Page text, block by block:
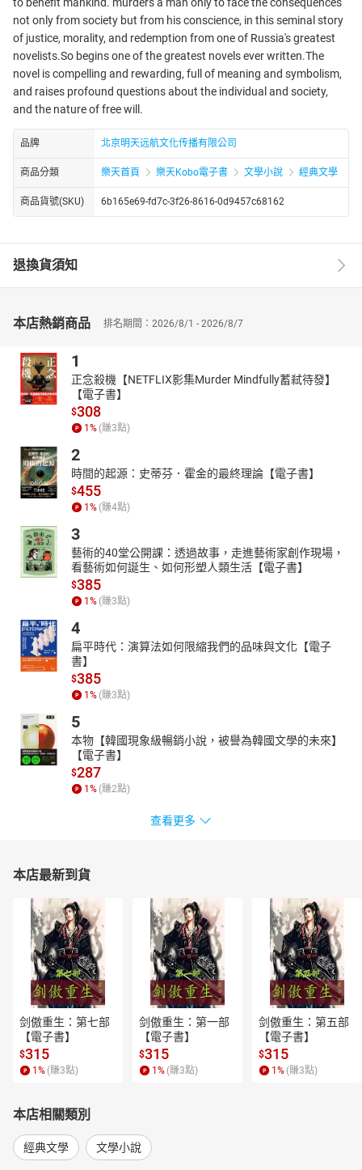
not only from society but from his conscience, in this seminal story
of justice, morality, and redemption from one of Russia's greatest
novelists.So begins one of the greatest novels ever written.The
novel is compelling and rewarding, full of meaning and symbolism,
and raises profound questions about the individual and society,
and the nature of free will.
品牌 北京明天远航文化传播有限公司
商品分類 樂天首頁 樂天Kobo電子書 文學小說 經典文學
商品貨號(SKU) 6b165e69-fd7c-3f26-8616-0d9457c68162
退換貨須知
本店熱銷商品 排名期間：2026/8/1 - 2026/8/7
1
正念殺機【NETFLIX影集Murder Mindfully蓄弒待發】
【電子書】
$308
1% (賺3點)
2
時間的起源：史蒂芬．霍金的最終理論【電子書】
$455
1% (賺4點)
3
藝術的40堂公開課：透過故事，走進藝術家創作現場，
看藝術如何誕生、如何形塑人類生活【電子書】
$385
1% (賺3點)
4
扁平時代：演算法如何限縮我們的品味與文化【電子
書】
$385
1% (賺3點)
5
本物【韓國現象級暢銷小說，被譽為韓國文學的未來】
【電子書】
$287
1% (賺2點)
查看更多
本店最新到貨
剑傲重生：第七部
【電子書】
$315
1 % (賺3點)
剑傲重生：第一部
【電子書】
$315
1 % (賺3點)
剑傲重生：第五部
【電子書】
$315
1 % (賺3點)
本店相關類別
經典文學 文學小說